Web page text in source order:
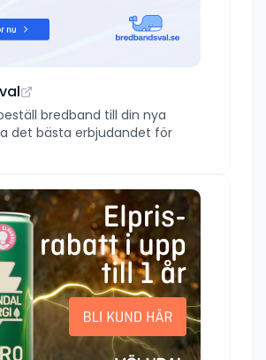
bredband till din nya
det bästa erbjudandet för